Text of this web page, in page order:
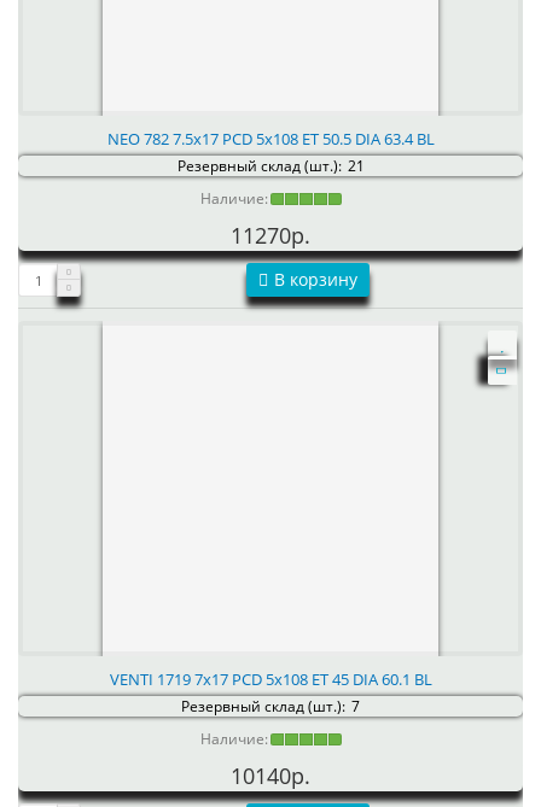
NEO 782 7.5x17 PCD 5x108 ET 50.5 DIA 63.4 BL
Резервный склад (шт.): 21
Наличие:
11270р.
В корзину
VENTI 1719 7x17 PCD 5x108 ET 45 DIA 60.1 BL
Резервный склад (шт.): 7
Наличие:
10140р.